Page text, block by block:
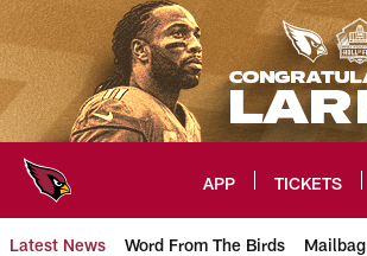
Skip
to
main
content
APP TICKETS
Latest News Word From The Birds Mailbag